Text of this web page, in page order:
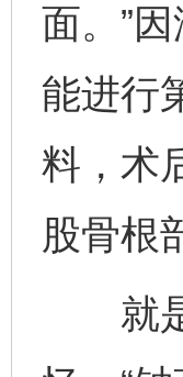
面。”
能进行
料，术
股骨根
就是